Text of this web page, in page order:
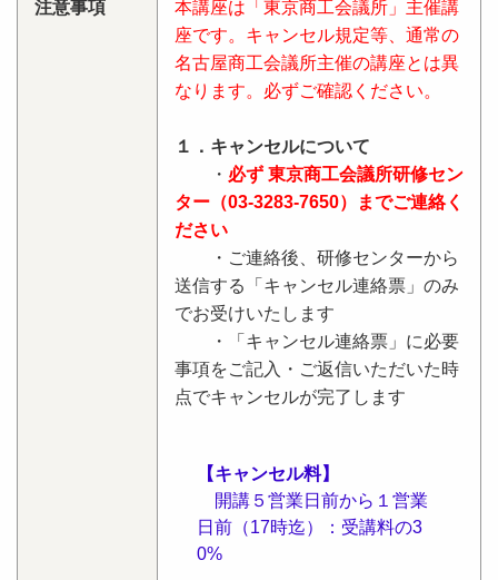
注意事項
本講座は「東京商工会議所」主催講
座です。キャンセル規定等、通常の
名古屋商工会議所主催の講座とは異
なります。必ずご確認ください。
１．キャンセルについて
・ 必ず 東京商工会議所研修セン
ター（03-3283-7650）までご連絡く
ださい
・ご連絡後、研修センターから
送信する「キャンセル連絡票」のみ
でお受けいたします
・「キャンセル連絡票」に必要
事項をご記入・ご返信いただいた時
点でキャンセルが完了します
【キャンセル料】
開講５営業日前から１営業
日前（17時迄）：受講料の3
0%